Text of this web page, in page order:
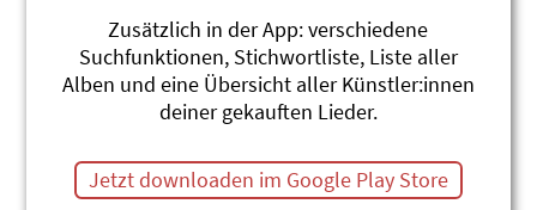
Tiger (Englisch)
Roland Zoss
Xenegugeli-ABC English
#Englisch #Tiger #Raubtiere
Stephanie Jakobi-Murer
fli fla flo!
Zusätzlich in der App: verschiedene
Suchfunktionen, Stichwortliste, Liste aller
Alben und eine Übersicht aller Künstler:innen
deiner gekauften Lieder.
Jetzt downloaden im Google Play Store